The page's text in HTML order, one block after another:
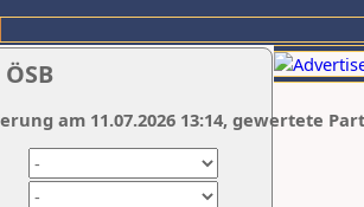
am 11.07.2026 13:14, gewertete